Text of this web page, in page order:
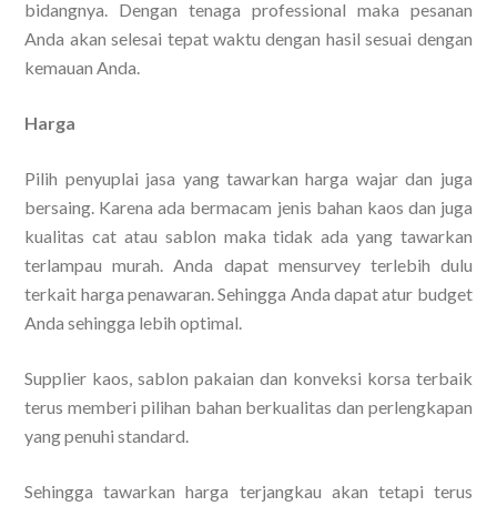
bidangnya. Dengan tenaga professional maka pesanan
Anda akan selesai tepat waktu dengan hasil sesuai dengan
kemauan Anda.
Harga
Pilih penyuplai jasa yang tawarkan harga wajar dan juga
bersaing. Karena ada bermacam jenis bahan kaos dan juga
kualitas cat atau sablon maka tidak ada yang tawarkan
terlampau murah. Anda dapat mensurvey terlebih dulu
terkait harga penawaran. Sehingga Anda dapat atur budget
Anda sehingga lebih optimal.
Supplier kaos, sablon pakaian dan konveksi korsa terbaik
terus memberi pilihan bahan berkualitas dan perlengkapan
yang penuhi standard.
Sehingga tawarkan harga terjangkau akan tetapi terus